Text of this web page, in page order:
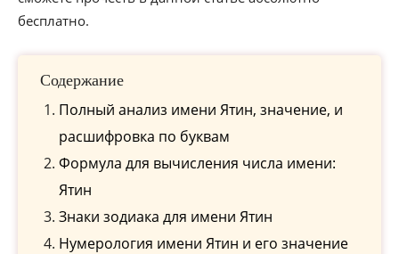
бесплатно.
Содержание
Полный анализ имени Ятин, значение, и
расшифровка по буквам
Формула для вычисления числа имени:
Ятин
Знаки зодиака для имени Ятин
Нумерология имени Ятин и его значение